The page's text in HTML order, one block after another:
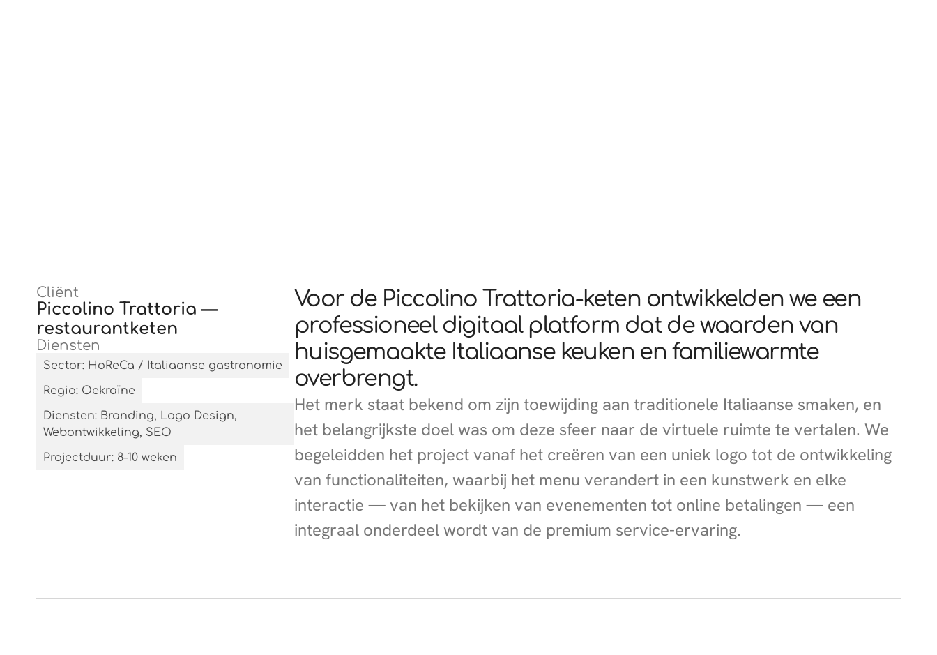
Cliënt
Piccolino Trattoria —
restaurantketen
Diensten
Sector: HoReCa / Italiaanse gastronomie
Regio: Oekraïne
Diensten: Branding, Logo Design,
Webontwikkeling, SEO
Projectduur: 8–10 weken
Voor de Piccolino Trattoria-keten ontwikkelden we een
professioneel digitaal platform dat de waarden van
huisgemaakte Italiaanse keuken en familiewarmte
overbrengt.
Het merk staat bekend om zijn toewijding aan traditionele Italiaanse smaken, en
het belangrijkste doel was om deze sfeer naar de virtuele ruimte te vertalen. We
begeleidden het project vanaf het creëren van een uniek logo tot de ontwikkeling
van functionaliteiten, waarbij het menu verandert in een kunstwerk en elke
interactie — van het bekijken van evenementen tot online betalingen — een
integraal onderdeel wordt van de premium service-ervaring.